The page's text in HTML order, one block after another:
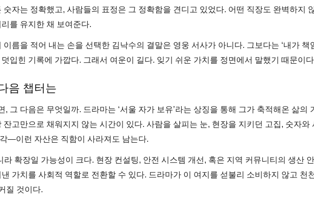
자는 정확했고, 사람들의 표정은 그 정확함을 견디고 있었다. 어떤 직장도 완벽하지
를 유지한 채 보여준다.
름을 적어 내는 손을 선택한 김낙수의 결말은 영웅 서사가 아니다. 그보다는 ‘내가 책
입힌 기록에 가깝다. 그래서 여운이 길다. 잊기 쉬운 가치를 정면에서 말했기 때문이
음 챕터는
, 그 다음은 무엇일까. 드라마는 ‘서울 자가 보유’라는 상징을 통해 그가 축적해온 삶의
잔고만으로 채워지지 않는 시간이 있다. 사람을 살피는 눈, 현장을 지키던 고집, 숫자와
—이런 자산은 직함이 사라져도 남는다.
확장일 가능성이 크다. 현장 컨설팅, 안전 시스템 개선, 혹은 지역 커뮤니티의 생산
가치를 사회적 역할로 전환할 수 있다. 드라마가 이 여지를 섣불리 소비하지 않고 천
질 것이다.